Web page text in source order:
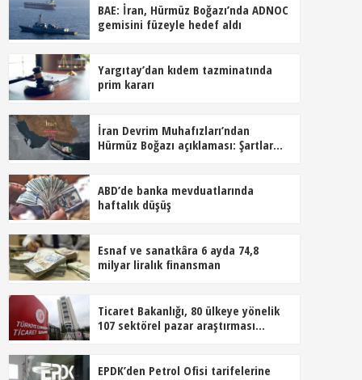
BAE: İran, Hürmüz Boğazı’nda ADNOC
gemisini füzeyle hedef aldı
Yargıtay’dan kıdem tazminatında
prim kararı
İran Devrim Muhafızları’ndan
Hürmüz Boğazı açıklaması: Şartlar
ABD’de banka mevduatlarında
haftalık düşüş
Esnaf ve sanatkâra 6 ayda 74,8
milyar liralık finansman
Ticaret Bakanlığı, 80 ülkeye yönelik
107 sektörel pazar araştırması
EPDK’den Petrol Ofisi tarifelerine